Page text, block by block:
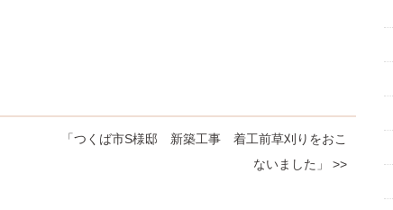
「つくば市S様邸 新築工事 着工前草刈りをおこ
ないました」 >>